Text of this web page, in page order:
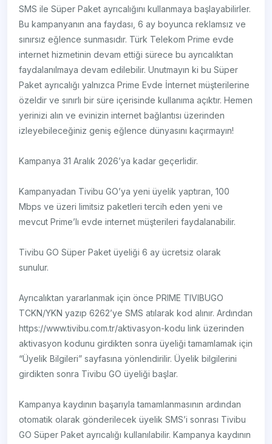
SMS ile Süper Paket ayrıcalığını kullanmaya başlayabilirler.
Bu kampanyanın ana faydası, 6 ay boyunca reklamsız ve
sınırsız eğlence sunmasıdır. Türk Telekom Prime evde
internet hizmetinin devam ettiği sürece bu ayrıcalıktan
faydalanılmaya devam edilebilir. Unutmayın ki bu Süper
Paket ayrıcalığı yalnızca Prime Evde İnternet müşterilerine
özeldir ve sınırlı bir süre içerisinde kullanıma açıktır. Hemen
yerinizi alın ve evinizin internet bağlantısı üzerinden
izleyebileceğiniz geniş eğlence dünyasını kaçırmayın!
Kampanya 31 Aralık 2026’ya kadar geçerlidir.
Kampanyadan Tivibu GO’ya yeni üyelik yaptıran, 100
Mbps ve üzeri limitsiz paketleri tercih eden yeni ve
mevcut Prime’lı evde internet müşterileri faydalanabilir.
Tivibu GO Süper Paket üyeliği 6 ay ücretsiz olarak
sunulur.
Ayrıcalıktan yararlanmak için önce PRIME TIVIBUGO
TCKN/YKN yazıp 6262’ye SMS atılarak kod alınır. Ardından
https://www.tivibu.com.tr/aktivasyon-kodu link üzerinden
aktivasyon kodunu girdikten sonra üyeliği tamamlamak için
“Üyelik Bilgileri” sayfasına yönlendirilir. Üyelik bilgilerini
girdikten sonra Tivibu GO üyeliği başlar.
Kampanya kaydının başarıyla tamamlanmasının ardından
otomatik olarak gönderilecek üyelik SMS’i sonrası Tivibu
GO Süper Paket ayrıcalığı kullanılabilir. Kampanya kaydının